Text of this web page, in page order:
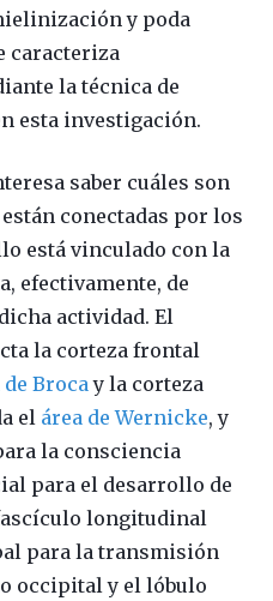
y poda
caracteriza
la técnica de
esta investigación.
saber cuáles son
conectadas por los
está vinculado con la
efectivamente, de
actividad. El
la corteza frontal
de Brocay la corteza
el área de Wernicke, y
la consciencia
para el desarrollo de
longitudinal
para la transmisión
occipital y el lóbulo